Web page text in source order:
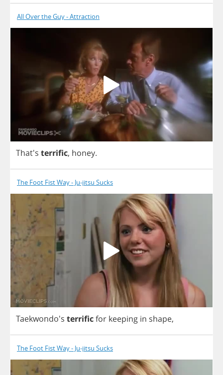
All Over the Guy - Attraction
That's terrific, honey.
The Foot Fist Way - Ju-jitsu Sucks
Taekwondo's terrificfor keeping in shape,
The Foot Fist Way - Ju-jitsu Sucks